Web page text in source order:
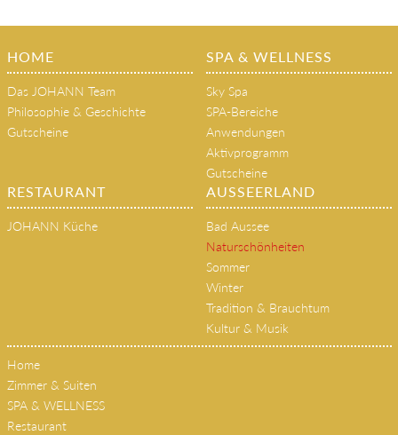
HOME
Das JOHANN Team
Philosophie & Geschichte
Gutscheine
SPA & WELLNESS
Sky Spa
SPA-Bereiche
Anwendungen
Aktivprogramm
Gutscheine
RESTAURANT
JOHANN Küche
AUSSEERLAND
Bad Aussee
Naturschönheiten
Sommer
Winter
Tradition & Brauchtum
Kultur & Musik
Home
Zimmer & Suiten
SPA & WELLNESS
Restaurant